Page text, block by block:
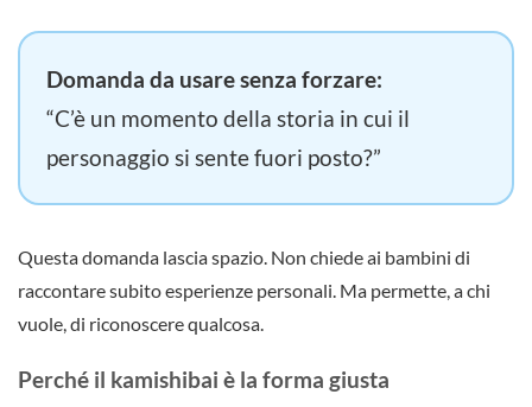
Domanda da usare senza forzare:
“C’è un momento della storia in cui il
personaggio si sente fuori posto?”
Questa domanda lascia spazio. Non chiede ai bambini di
raccontare subito esperienze personali. Ma permette, a chi
vuole, di riconoscere qualcosa.
Perché il kamishibai è la forma giusta